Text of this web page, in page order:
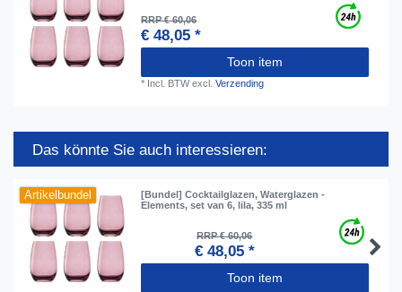
RRP € 60,06
€ 48,05 *
Toon item
* Incl. BTWexcl.Verzending
Das könnte Sie auch interessieren:
Artikelbundel
[Bundel] Cocktailglazen, Waterglazen -
Elements, set van 6, lila, 335 ml
RRP € 60,06
€ 48,05 *
Toon item